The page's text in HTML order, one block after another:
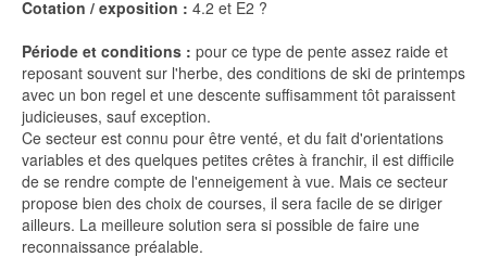
Cotation / exposition : 4.2 et E2 ?
Période et conditions : pour ce type de pente assez raide et
reposant souvent sur l'herbe, des conditions de ski de printemps
avec un bon regel et une descente suffisamment tôt paraissent
judicieuses, sauf exception.
Ce secteur est connu pour être venté, et du fait d'orientations
variables et des quelques petites crêtes à franchir, il est difficile
de se rendre compte de l'enneigement à vue. Mais ce secteur
propose bien des choix de courses, il sera facile de se diriger
ailleurs. La meilleure solution sera si possible de faire une
reconnaissance préalable.